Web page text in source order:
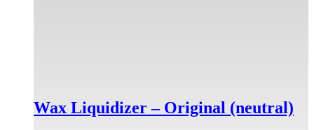
Wax Liquidizer – Original (neutral)